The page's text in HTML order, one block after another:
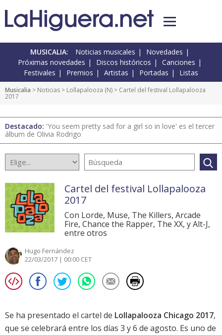
MUSICALIA: Noticias musicales
Novedades
Próximas novedades
Discos históricos
Canciones
Festivales
Premios Artistas Portadas Listas
Musicalia > Noticias > Lollapalooza (N) > Cartel del festival Lollapalooza
2017
Destacado: 'You seem pretty sad for a girl so in love' es el tercer
álbum de Olivia Rodrigo
Cartel del festival Lollapalooza
2017
Con Lorde, Muse, The Killers, Arcade
Fire, Chance the Rapper, The XX, y Alt-J,
entre otros
Hugo Fernández
22/03/2017 | 00:00 CET
Se ha presentado el cartel de Lollapalooza Chicago 2017,
que se celebrará entre los días 3 y 6 de agosto. Es uno de